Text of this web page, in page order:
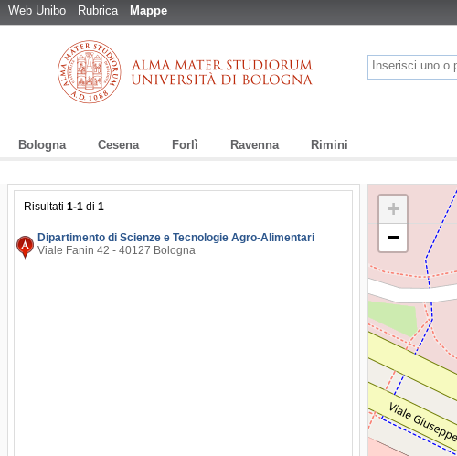
Web Unibo Rubrica Mappe
Bologna Cesena Forlì Ravenna Rimini
Risultati 1-1 di 1
Dipartimento di Scienze e Tecnologie Agro-Alimentari
Viale Fanin 42 - 40127 Bologna
+
−